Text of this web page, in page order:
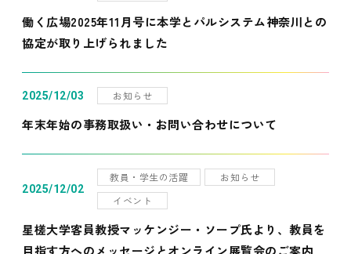
働く広場2025年11月号に本学とパルシステム神奈川との
協定が取り上げられました
2025/12/03 お知らせ
年末年始の事務取扱い・お問い合わせについて
2025/12/02
教員・学生の活躍
お知らせ
イベント
星槎大学客員教授マッケンジー・ソープ氏より、教員を
目指す方へのメッセージとオンライン展覧会のご案内